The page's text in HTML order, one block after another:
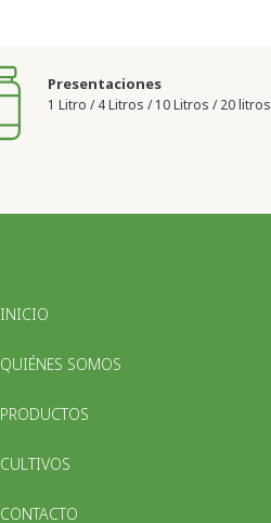
Presentaciones
1 Litro / 4 Litros / 10 Litros / 20 litros
INICIO
QUIÉNES SOMOS
PRODUCTOS
CULTIVOS
CONTACTO